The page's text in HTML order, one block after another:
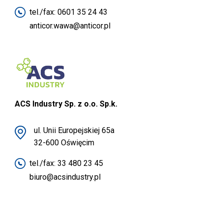
tel./fax: 0601 35 24 43
anticor.wawa@anticor.pl
ACS Industry Sp. z o.o. Sp.k.
ul. Unii Europejskiej 65a
32-600 Oświęcim
tel./fax: 33 480 23 45
biuro@acsindustry.pl